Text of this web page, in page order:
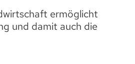
ermöglicht
und damit auch die